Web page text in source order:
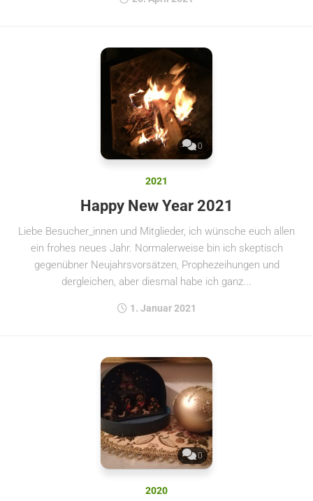
0
2021
Happy New Year 2021
Liebe Besucher_innen und Mitglieder, ich wünsche euch allen
ein frohes neues Jahr. Normalerweise bin ich skeptisch
gegenübner Neujahrsvorsätzen, Prophezeihungen und
dergleichen, aber diesmal habe ich ganz...
1. Januar 2021
0
2020